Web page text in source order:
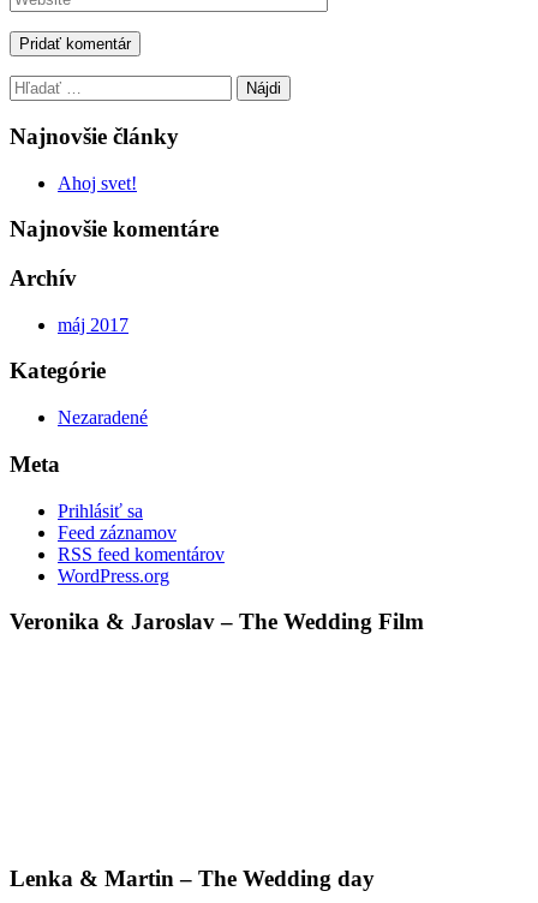
Hľadať:
Najnovšie články
Ahoj svet!
Najnovšie komentáre
Archív
máj 2017
Kategórie
Nezaradené
Meta
Prihlásiť sa
Feed záznamov
RSS feed komentárov
WordPress.org
Veronika & Jaroslav – The Wedding Film
Lenka & Martin – The Wedding day